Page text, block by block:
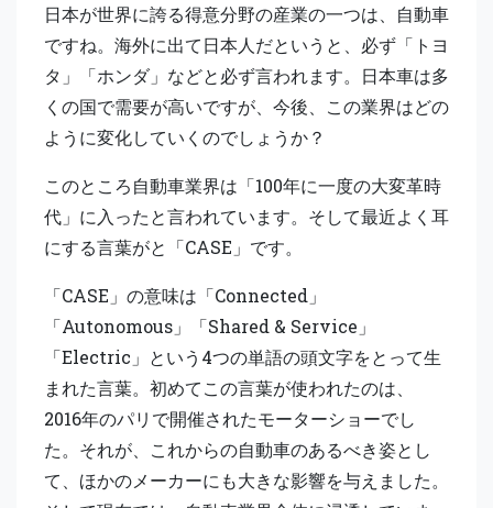
日本が世界に誇る得意分野の産業の一つは、自動車
ですね。海外に出て日本人だというと、必ず「トヨ
タ」「ホンダ」などと必ず言われます。日本車は多
くの国で需要が高いですが、今後、この業界はどの
ように変化していくのでしょうか？
このところ自動車業界は「100年に一度の大変革時
代」に入ったと言われています。そして最近よく耳
にする言葉がと「CASE」です。
「CASE」の意味は「Connected」
「Autonomous」「Shared & Service」
「Electric」という4つの単語の頭文字をとって生
まれた言葉。初めてこの言葉が使われたのは、
2016年のパリで開催されたモーターショーでし
た。それが、これからの自動車のあるべき姿とし
て、ほかのメーカーにも大きな影響を与えました。